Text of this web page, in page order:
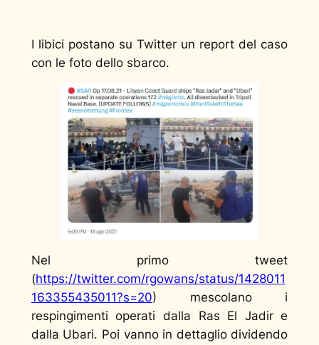
I libici postano su Twitter un report del caso
con le foto dello sbarco.
Nel primo tweet
(https://twitter.com/rgowans/status/1428011
163355435011?s=20) mescolano i
respingimenti operati dalla Ras El Jadir e
dalla Ubari. Poi vanno in dettaglio dividendo